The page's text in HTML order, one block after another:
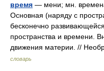
время — мени; мн.
Основная (наряду с
бесконечно
пространства и времени.
движения материи. //
словарь